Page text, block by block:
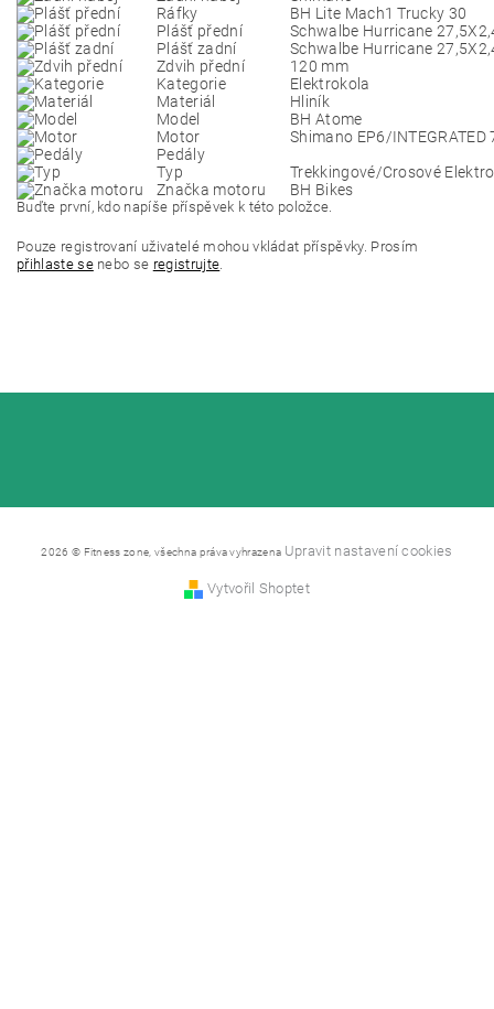
Ráfky
BH Lite Mach1 Trucky 30
Plášť přední
Schwalbe Hurricane
Plášť zadní
Schwalbe Hurricane
Zdvih přední
120 mm
Kategorie
Elektrokola
Materiál
Hliník
Model
BH Atome
Motor
Shimano EP6/
Pedály
Typ
Trekkingové/Crosové
Značka motoru
BH Bikes
Buďte první, kdo napíše příspěvek k této položce.
Pouze registrovaní uživatelé mohou vkládat příspěvky. Prosím
přihlaste senebo se registrujte.
2026 © Fitness zone, všechna práva vyhrazena Upravit nastavení cookies
Vytvořil Shoptet